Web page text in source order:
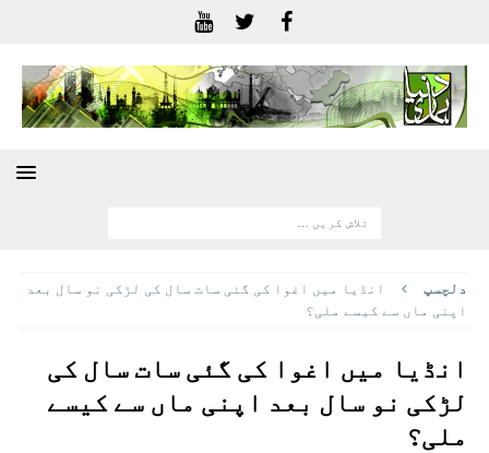
دلچسپ
انڈیا میں اغوا کی گئی سات سال کی لڑکی نو سال بعد
اپنی ماں سے کیسے ملی؟
انڈیا میں اغوا کی گئی سات سال کی
لڑکی نو سال بعد اپنی ماں سے کیسے
ملی؟